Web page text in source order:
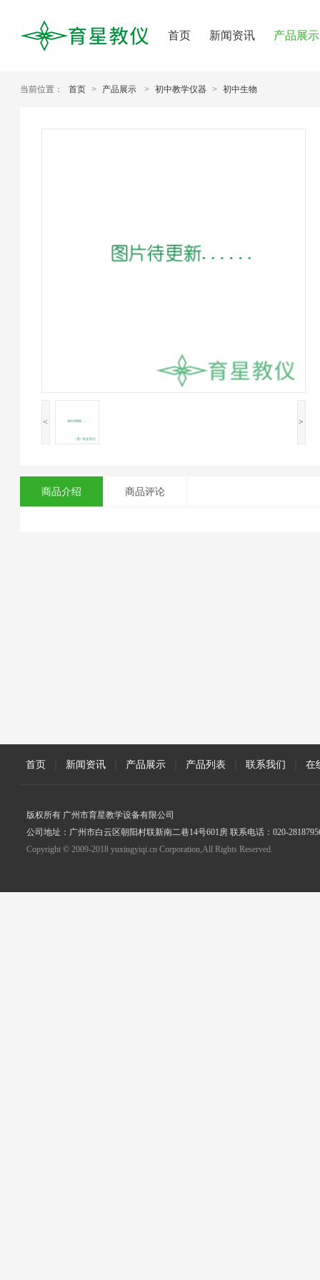
首页 新闻资讯 产品展示
当前位置： 首页 > 产品展示 > 初中教学仪器 > 初中生物
< >
商品介绍 商品评论
首页 新闻资讯 产品展示 产品列表 联系我们 在
版权所有 广州市育星教学设备有限公司
公司地址：广州市白云区朝阳村联新南二巷14号601房 联系电话：020-
Copyright © 2009-2018 yuxingyiqi.cn Corporation,All Rights Reserved.